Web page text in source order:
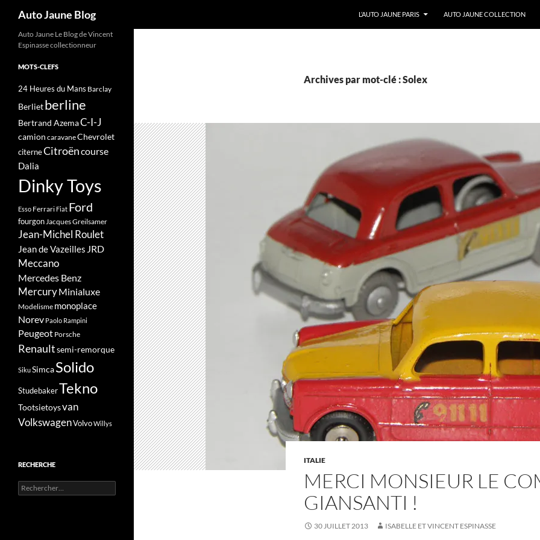
Auto Jaune Blog
L’AUTO JAUNE PARIS
AUTO JAUNE COLLECTION
Archives par mot-clé : Solex
ITALIE
MERCI MONSIEUR LE
GIANSANTI !
30 JUILLET 2013 ISABELLE ET VINCENT ESPINASSE
Auto Jaune Le Blog de Vincent
Espinasse collectionneur
MOTS-CLEFS
24 Heures du Mans Barclay
Berlietberline
Bertrand AzemaC-I-J
camion caravaneChevrolet
citerneCitroëncourse
Dalia
Dinky Toys
Esso Ferrari Fiat Ford
fourgonJacques Greilsamer
Jean-Michel Roulet
Jean de Vazeilles JRD
Meccano
Mercedes Benz
MercuryMinialuxe
Modelisme monoplace
Norev Paolo Rampini
Peugeot Porsche
Renaultsemi-remorque
SikuSimcaSolido
StudebakerTekno
Tootsietoysvan
VolkswagenVolvoWillys
RECHERCHE
Rechercher :